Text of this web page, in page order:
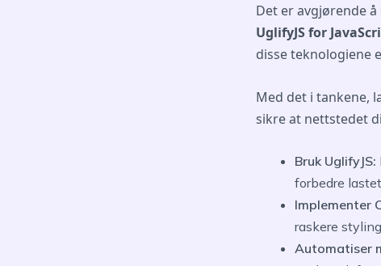
Det er avgjørende
UglifyJS for
disse teknologiene
Med det i tankene,
sikre at nettstedet
Bruk UglifyJS:
forbedre
Implementer
raskere
Automatiser